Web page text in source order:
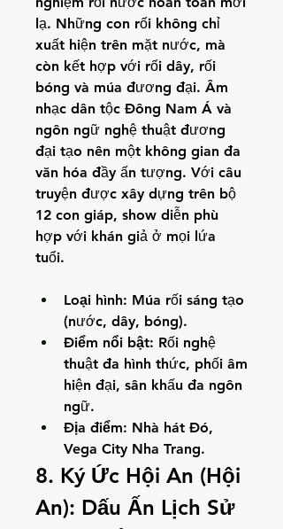
lạ. Những con rối không chỉ
xuất hiện trên mặt nước, mà
còn kết hợp với rối dây, rối
bóng và múa đương đại. Âm
nhạc dân tộc Đông Nam Á và
ngôn ngữ nghệ thuật đương
đại tạo nên một không gian đa
văn hóa đầy ấn tượng. Với câu
truyện được xây dựng trên bộ
12 con giáp, show diễn phù
hợp với khán giả ở mọi lứa
tuổi.
Loại hình: Múa rối sáng tạo
(nước, dây, bóng).
Điểm nổi bật: Rối nghệ
thuật đa hình thức, phối âm
hiện đại, sân khấu đa ngôn
ngữ.
Địa điểm: Nhà hát Đó,
Vega City Nha Trang.
8. Ký Ức Hội An (Hội
An): Dấu Ấn Lịch Sử